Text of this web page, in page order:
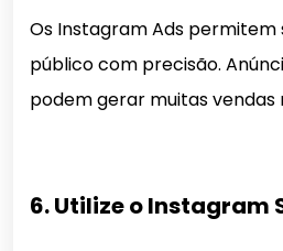
Os Instagram Ads
público com precisão.
podem gerar muitas vendas
6. Utilize o Instagram